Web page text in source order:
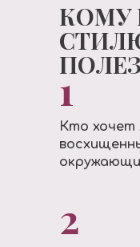
КОМУ
1
2
Кто хочет